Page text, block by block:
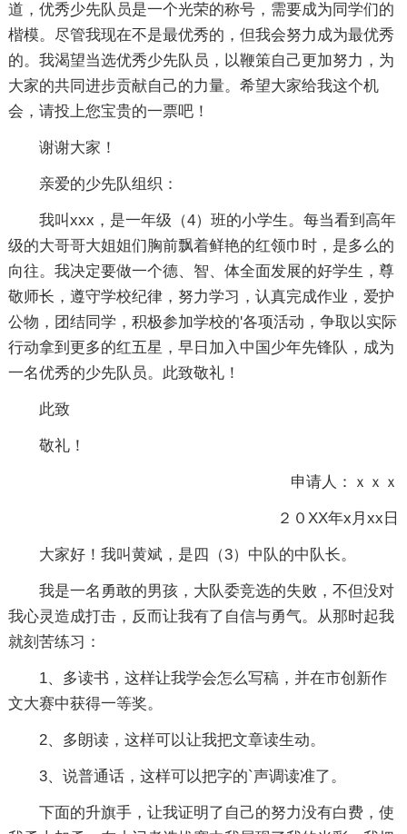
道，优秀少先队员是一个光荣的称号，需要成为同学们的
楷模。尽管我现在不是最优秀的，但我会努力成为最优秀
的。我渴望当选优秀少先队员，以鞭策自己更加努力，为
大家的共同进步贡献自己的力量。希望大家给我这个机
会，请投上您宝贵的一票吧！
谢谢大家！
亲爱的少先队组织：
我叫xxx，是一年级（4）班的小学生。每当看到高年
级的大哥哥大姐姐们胸前飘着鲜艳的红领巾时，是多么的
向往。我决定要做一个德、智、体全面发展的好学生，尊
敬师长，遵守学校纪律，努力学习，认真完成作业，爱护
公物，团结同学，积极参加学校的'各项活动，争取以实际
行动拿到更多的红五星，早日加入中国少年先锋队，成为
一名优秀的少先队员。此致敬礼！
此致
敬礼！
申请人：ｘｘｘ
２０XX年x月xx日
大家好！我叫黄斌，是四（3）中队的中队长。
我是一名勇敢的男孩，大队委竞选的失败，不但没对
我心灵造成打击，反而让我有了自信与勇气。从那时起我
就刻苦练习：
1、多读书，这样让我学会怎么写稿，并在市创新作
文大赛中获得一等奖。
2、多朗读，这样可以让我把文章读生动。
3、说普通话，这样可以把字的`声调读准了。
下面的升旗手，让我证明了自己的努力没有白费，使